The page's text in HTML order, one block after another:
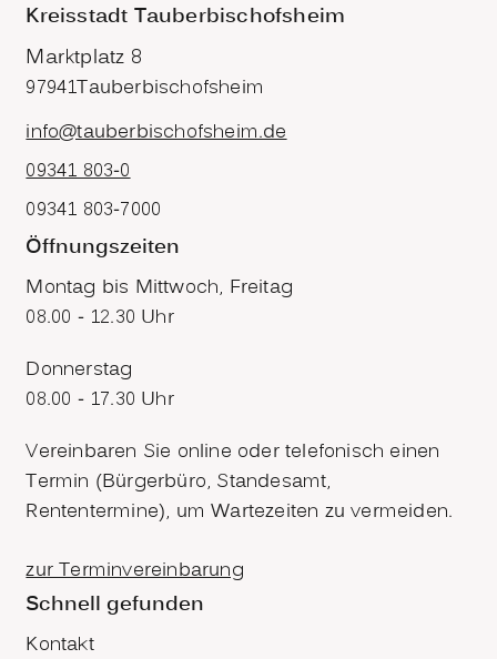
Kreisstadt Tauberbischofsheim
Marktplatz 8
97941Tauberbischofsheim
info@tauberbischofsheim.de
09341 803-0
09341 803-7000
Öffnungszeiten
Montag bis Mittwoch, Freitag
08.00 - 12.30 Uhr
Donnerstag
08.00 - 17.30 Uhr
Vereinbaren Sie online oder telefonisch einen
Termin (Bürgerbüro, Standesamt,
Rententermine), um Wartezeiten zu vermeiden.
zur Terminvereinbarung
Schnell gefunden
Kontakt